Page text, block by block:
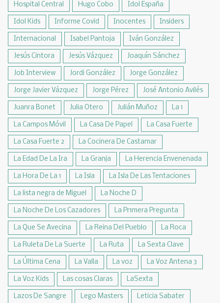
Hospital Central Hugo Cobo Idol España
Idol Kids Informe Covid Inocentes Insiders
Internacional Isabel Pantoja Iván González
Jesús Cintora Jesús Vázquez Joaquín Sánchez
Job Interview Jordi González Jorge González
Jorge Javier Vázquez Jorge Pérez José Antonio Avilés
Juanra Bonet Julia Otero Julián Muñoz La 1
La Campos Móvil La Casa De Papel La Casa Fuerte
La Casa Fuerte 2 La Cocinera De Castamar
La Edad De La Ira La Granja La Herencia Envenenada
La Hora De La 1 La Isla La Isla De Las Tentaciones
La lista negra de Miguel La Noche D
La Noche De Los Cazadores La Pr1mera Pregunta
La Que Se Avecina La Reina Del Pueblo La Roca
La Ruleta De La Suerte La Ruta La Sexta Clave
La Última Cena La Valla La voz La Voz Antena 3
La Voz Kids Las cosas Claras LaSexta
Lazos De Sangre Lego Masters Leticia Sabater